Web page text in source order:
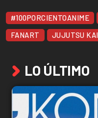
#100PORCIENTOANIME
FANART
JUJUTSU
LO ÚLTIMO